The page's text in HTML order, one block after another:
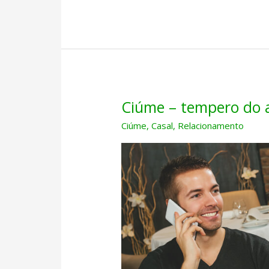
Ciúme – tempero do
Ciúme,Casal, Relacionamento